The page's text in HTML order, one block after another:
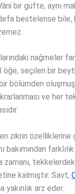
bir güfte, aynı
bestelense bile,
nağmeler
seçilen bir
bölümden
ve her
zikrin özelliklerine
bakımından
tekkelerdeki
kalmıştır. Savt,
yakınlık arz eder.